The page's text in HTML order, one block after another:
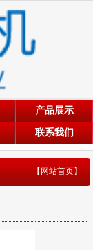
产品展示
联系我们
【网站首页】